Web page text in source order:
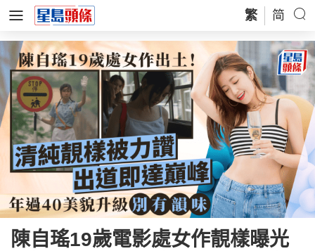
繁 简
陳自瑤19歲電影處女作靚樣曝光